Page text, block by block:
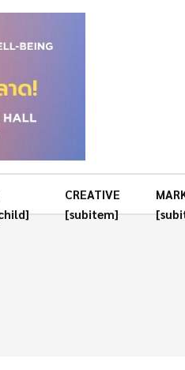
CREATIVE
[subitem]